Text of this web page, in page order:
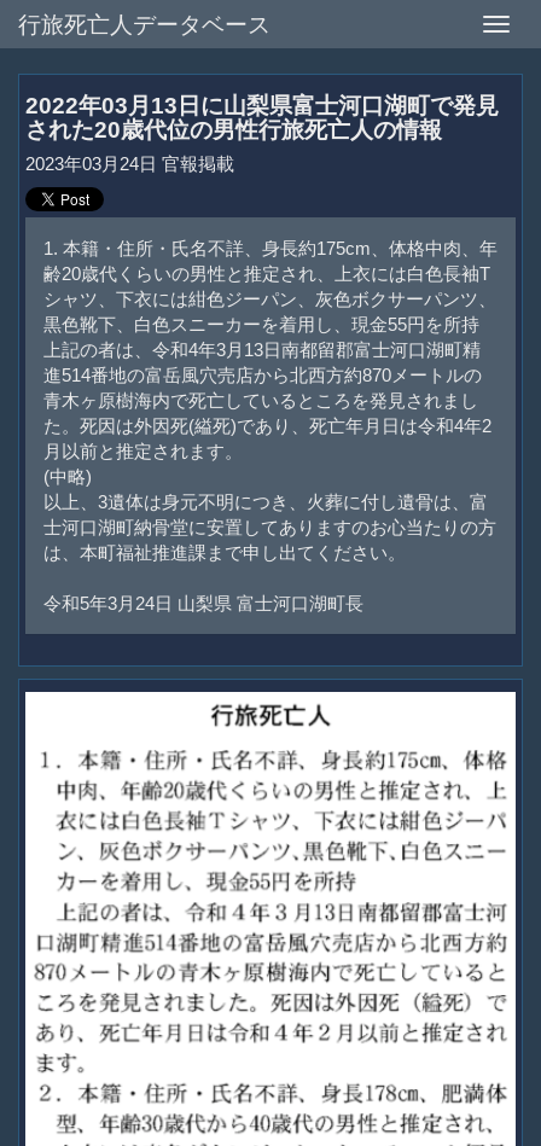
Toggle
行旅死亡人データベース
2022年03月13日に山梨県富士河口湖町で発見
された20歳代位の男性行旅死亡人の情報
2023年03月24日 官報掲載
1. 本籍・住所・氏名不詳、身長約175cm、体格中肉、年
齢20歳代くらいの男性と推定され、上衣には白色長袖T
シャツ、下衣には紺色ジーパン、灰色ボクサーパンツ、
黒色靴下、白色スニーカーを着用し、現金55円を所持
上記の者は、令和4年3月13日南都留郡富士河口湖町精
進514番地の富岳風穴売店から北西方約870メートルの
青木ヶ原樹海内で死亡しているところを発見されまし
た。死因は外因死(縊死)であり、死亡年月日は令和4年2
月以前と推定されます。
(中略)
以上、3遺体は身元不明につき、火葬に付し遺骨は、富
士河口湖町納骨堂に安置してありますのお心当たりの方
は、本町福祉推進課まで申し出てください。
令和5年3月24日 山梨県 富士河口湖町長